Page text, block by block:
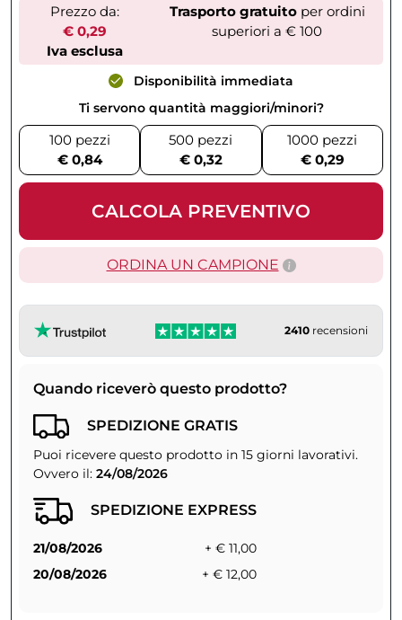
Prezzo da:
€ 0,29
Iva esclusa
Trasporto gratuitoper ordini
superiori a € 100
Disponibilità immediata
Ti servono quantità maggiori/minori?
100 pezzi
€ 0,84
500 pezzi
€ 0,32
1000 pezzi
€ 0,29
CALCOLA PREVENTIVO
ORDINA UN CAMPIONE
2410 recensioni
Quando riceverò questo prodotto?
SPEDIZIONE GRATIS
Puoi ricevere questo prodotto in 15 giorni lavorativi.
Ovvero il: 24/08/2026
SPEDIZIONE EXPRESS
21/08/2026
+ € 11,00
20/08/2026
+ € 12,00